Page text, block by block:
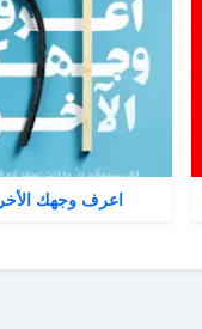
اعرف وجهك الأخر